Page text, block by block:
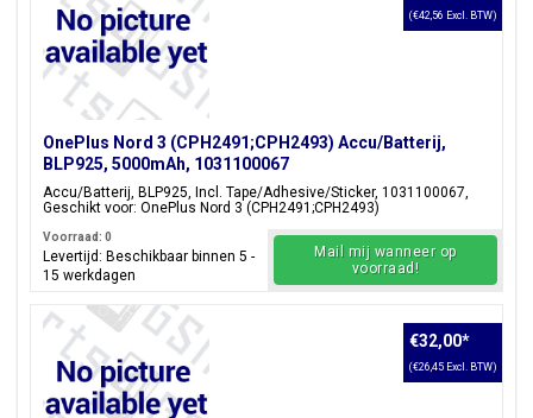
OnePlus Nord 3 (CPH2491;CPH2493) Accu/Batterij,
BLP925, 5000mAh, 1031100067
Accu/Batterij, BLP925, Incl. Tape/Adhesive/Sticker, 1031100067,
Geschikt voor: OnePlus Nord 3 (CPH2491;CPH2493)
(€42,56 Excl. BTW)
Voorraad: 0
Levertijd: Beschikbaar binnen 5 -
15 werkdagen
Mail mij wanneer op
voorraad!
€32,00*
(€26,45 Excl. BTW)